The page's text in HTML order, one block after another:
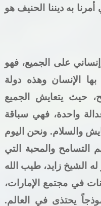
به ديننا الحنيف هو
على الجميع، فهو
الإنسان وهذه دولة
حيث يتعايش الجميع
واحدة، فهي سباقة
والسلام. ونحن اليوم
التسامح والمحبة التي
الشيخ زايد، طيب الله
في مجتمع الإمارات،
يحتذى في العالم.